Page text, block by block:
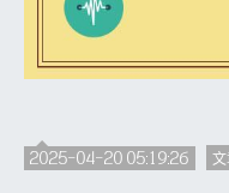
2025-04-20 05:19:26 文